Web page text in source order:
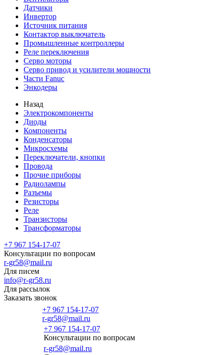
Датчики
Инвертор
Источник питания
Контактор выключатель
Промышленные контроллеры
Реле переключения
Серво моторы
Серво привод и усилители мощности
Части Fanuc
Энкодеры
Назад
Электрокомпоненты
Диоды
Компоненты
Конденсаторы
Микросхемы
Переключатели, кнопки
Провода
Прочие приборы
Радиолампы
Разъемы
Резисторы
Реле
Транзисторы
Трансформаторы
+7 967 154-17-07
Консультации по вопросам
r-gr58@mail.ru
Для писем
info@r-gr58.ru
Для рассылок
Заказать звонок
+7 967 154-17-07
r-gr58@mail.ru
+7 967 154-17-07
Консультации по вопросам
r-gr58@mail.ru